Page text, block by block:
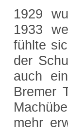
1929
1933
fühlte
der
auch
Bremer
mehr